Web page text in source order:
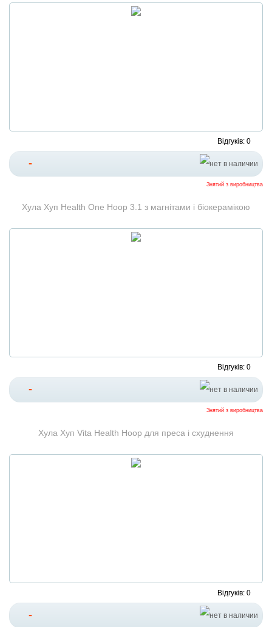
Відгуків: 0
-
Знятий з виробництва
Хула Хуп Health One Hoop 3.1 з магнітами і біокерамікою
Відгуків: 0
-
Знятий з виробництва
Хула Хуп Vita Health Hoop для преса і схуднення
Відгуків: 0
-